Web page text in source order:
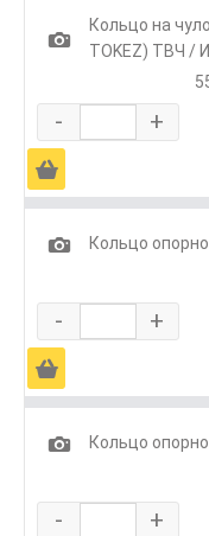
1
Кольцо на
TOKEZ) ТВЧ /
- +
Ä
1
Кольцо
- +
Ä
1
Кольцо
- +